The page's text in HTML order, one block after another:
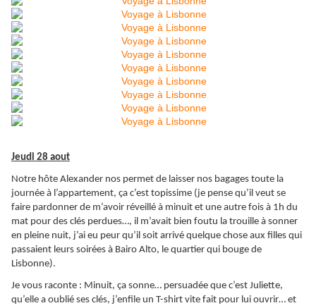
Jeudi 28 aout
Notre hôte Alexander nos permet de laisser nos bagages toute la
journée à l’appartement, ça c’est topissime (je pense qu’il veut se
faire pardonner de m’avoir réveillé à minuit et une autre fois à 1h du
mat pour des clés perdues…, il m’avait bien foutu la trouille à sonner
en pleine nuit, j’ai eu peur qu’il soit arrivé quelque chose aux filles qui
passaient leurs soirées à Bairo Alto, le quartier qui bouge de
Lisbonne).
Je vous raconte : Minuit, ça sonne… persuadée que c’est Juliette,
qu’elle a oublié ses clés, j’enfile un T-shirt vite fait pour lui ouvrir… et